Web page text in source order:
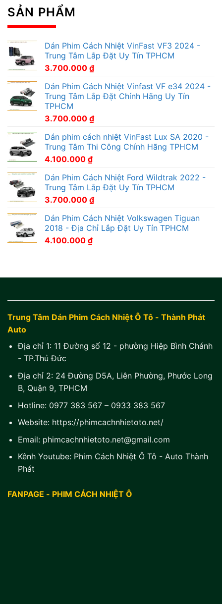
SẢN PHẨM
Dán Phim Cách Nhiệt VinFast VF3 2024 -
Trung Tâm Lắp Đặt Uy Tín TPHCM
3.700.000 ₫
Dán Phim Cách Nhiệt Vinfast VF e34 2024 -
Trung Tâm Lắp Đặt Chính Hãng Uy Tín
TPHCM
3.700.000 ₫
Dán phim cách nhiệt VinFast Lux SA 2020 -
Trung Tâm Thi Công Chính Hãng TPHCM
4.100.000 ₫
Dán Phim Cách Nhiệt Ford Wildtrak 2022 -
Trung Tâm Lắp Đặt Uy Tín TPHCM
3.700.000 ₫
Dán Phim Cách Nhiệt Volkswagen Tiguan
2018 - Địa Chỉ Lắp Đặt Uy Tín TPHCM
4.100.000 ₫
Trung Tâm Dán Phim Cách Nhiệt Ô Tô - Thành Phát
Auto
Địa chỉ 1: 11 Đường số 12 - phường Hiệp Bình Chánh
- TP.Thủ Đức
Địa chỉ 2: 24 Đường D5A, Liên Phường, Phước Long
B, Quận 9, TPHCM
Hotline: 0977 383 567– 0933 383 567
Website: https://phimcachnhietoto.net/
Email: phimcachnhietoto.net@gmail.com
Kênh Youtube: Phim Cách Nhiệt Ô Tô - Auto Thành
Phát
FANPAGE - PHIM CÁCH NHIỆT Ô